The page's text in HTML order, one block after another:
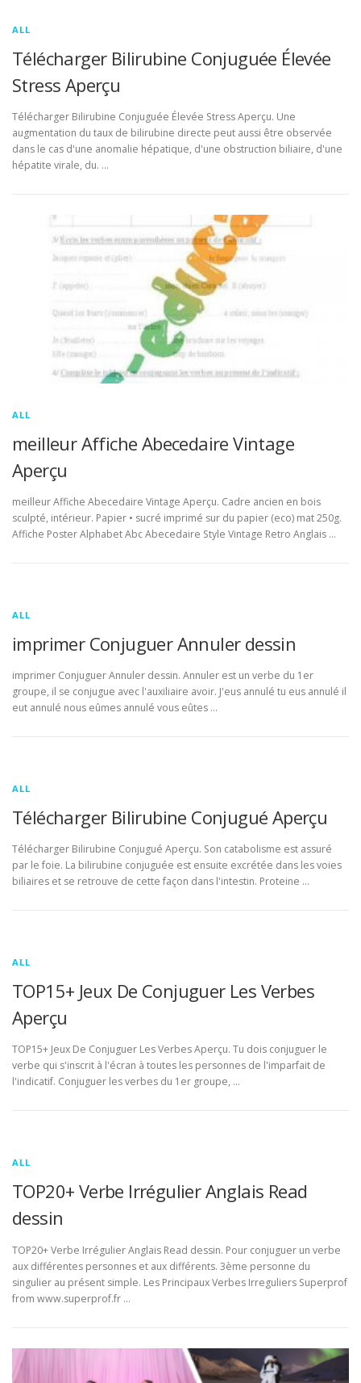
ALL
Télécharger Bilirubine Conjuguée Élevée
Stress Aperçu
Télécharger Bilirubine Conjuguée Élevée Stress Aperçu. Une
augmentation du taux de bilirubine directe peut aussi être observée
dans le cas d'une anomalie hépatique, d'une obstruction biliaire, d'une
hépatite virale, du. …
ALL
meilleur Affiche Abecedaire Vintage
Aperçu
meilleur Affiche Abecedaire Vintage Aperçu. Cadre ancien en bois
sculpté, intérieur. Papier • sucré imprimé sur du papier (eco) mat 250g.
Affiche Poster Alphabet Abc Abecedaire Style Vintage Retro Anglais …
ALL
imprimer Conjuguer Annuler dessin
imprimer Conjuguer Annuler dessin. Annuler est un verbe du 1er
groupe, il se conjugue avec l'auxiliaire avoir. J'eus annulé tu eus annulé il
eut annulé nous eûmes annulé vous eûtes …
ALL
Télécharger Bilirubine Conjugué Aperçu
Télécharger Bilirubine Conjugué Aperçu. Son catabolisme est assuré
par le foie. La bilirubine conjuguée est ensuite excrétée dans les voies
biliaires et se retrouve de cette façon dans l'intestin. Proteine …
ALL
TOP15+ Jeux De Conjuguer Les Verbes
Aperçu
TOP15+ Jeux De Conjuguer Les Verbes Aperçu. Tu dois conjuguer le
verbe qui s'inscrit à l'écran à toutes les personnes de l'imparfait de
l'indicatif. Conjuguer les verbes du 1er groupe, …
ALL
TOP20+ Verbe Irrégulier Anglais Read
dessin
TOP20+ Verbe Irrégulier Anglais Read dessin. Pour conjuguer un verbe
aux différentes personnes et aux différents. 3ème personne du
singulier au présent simple. Les Principaux Verbes Irreguliers Superprof
from www.superprof.fr …